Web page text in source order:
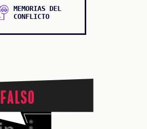
MEMORIAS DEL
CONFLICTO
Falso